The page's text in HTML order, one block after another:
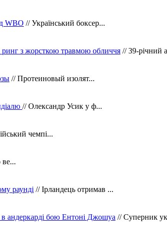
WBO // Український боксер...
ринг з жорсткою травмою обличчя // 39-річний
// Протеиновый изолят...
// Олександр Усик у ф...
чемпі...
раунді // Ірландець отримав ...
андеркарді бою Ентоні Джошуа // Суперник